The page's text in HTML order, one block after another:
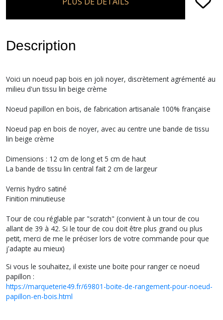
Description
Voici un noeud pap bois en joli noyer, discrètement agrémenté au
milieu d'un tissu lin beige crème
Noeud papillon en bois, de fabrication artisanale 100% française
Noeud pap en bois de noyer, avec au centre une bande de tissu
lin beige crème
Dimensions : 12 cm de long et 5 cm de haut
La bande de tissu lin central fait 2 cm de largeur
Vernis hydro satiné
Finition minutieuse
Tour de cou réglable par "scratch" (convient à un tour de cou
allant de 39 à 42. Si le tour de cou doit être plus grand ou plus
petit, merci de me le préciser lors de votre commande pour que
j'adapte au mieux)
Si vous le souhaitez, il existe une boite pour ranger ce noeud
papillon :
https://marqueterie49.fr/69801-boite-de-rangement-pour-noeud-
papillon-en-bois.html